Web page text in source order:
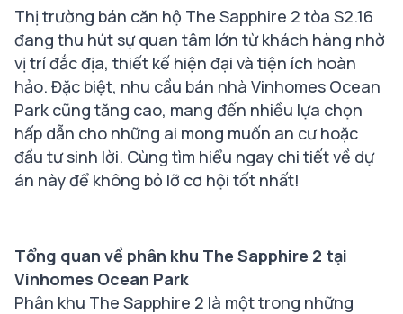
Thị trường bán căn hộ The Sapphire 2 tòa S2.16
đang thu hút sự quan tâm lớn từ khách hàng nhờ
vị trí đắc địa, thiết kế hiện đại và tiện ích hoàn
hảo. Đặc biệt, nhu cầu bán nhà Vinhomes Ocean
Park cũng tăng cao, mang đến nhiều lựa chọn
hấp dẫn cho những ai mong muốn an cư hoặc
đầu tư sinh lời. Cùng tìm hiểu ngay chi tiết về dự
án này để không bỏ lỡ cơ hội tốt nhất!
Tổng quan về phân khu The Sapphire 2 tại
Vinhomes Ocean Park
Phân khu The Sapphire 2 là một trong những